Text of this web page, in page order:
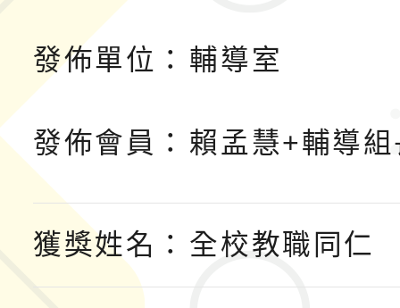
發佈單位： 輔導室
發佈會員： 賴孟慧+輔導
獲獎姓名： 全校教職同仁